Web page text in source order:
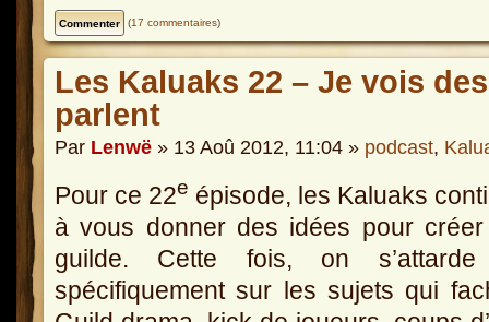
(17 commentaires)
Les Kaluaks 22 – Je vois
parlent
Par Lenwë » 13 Aoû 2012, 11:04 » podcast,
Pour ce 22e épisode, les Kaluaks
à vous donner des idées pour
guilde. Cette fois, on
spécifiquement sur les sujets qui